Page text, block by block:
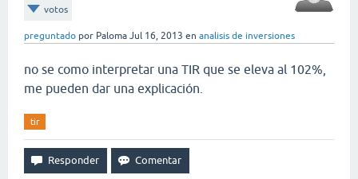
votos
preguntado por Paloma Jul 16, 2013 en analisis de inversiones
no se como interpretar una TIR que se eleva al 102%,
me pueden dar una explicación.
tir